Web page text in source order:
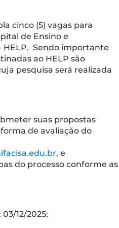
cinco (5) vagas para
de Ensino e
HELP. Sendo importante
ao HELP são
pesquisa será realizada
suas propostas
de avaliação do
, e
do processo conforme as
03/12/2025;